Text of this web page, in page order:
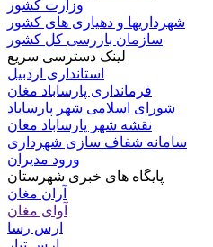
وزارت کشور
شهرداریها و دهیاری های کشور
سازمان بازرسی کل کشور
لینک دسترسی سریع
استانداری اردبیل
فرمانداری پارساباد مغان
شورای اسلامی شهر پارساباد
نقشه شهر پارساباد مغان
سامانه شفاف سازی شهرداری
ورود مدیران
پایگاه های خبری شهرستان
آران مغان
آوای مغان
ارس رسا